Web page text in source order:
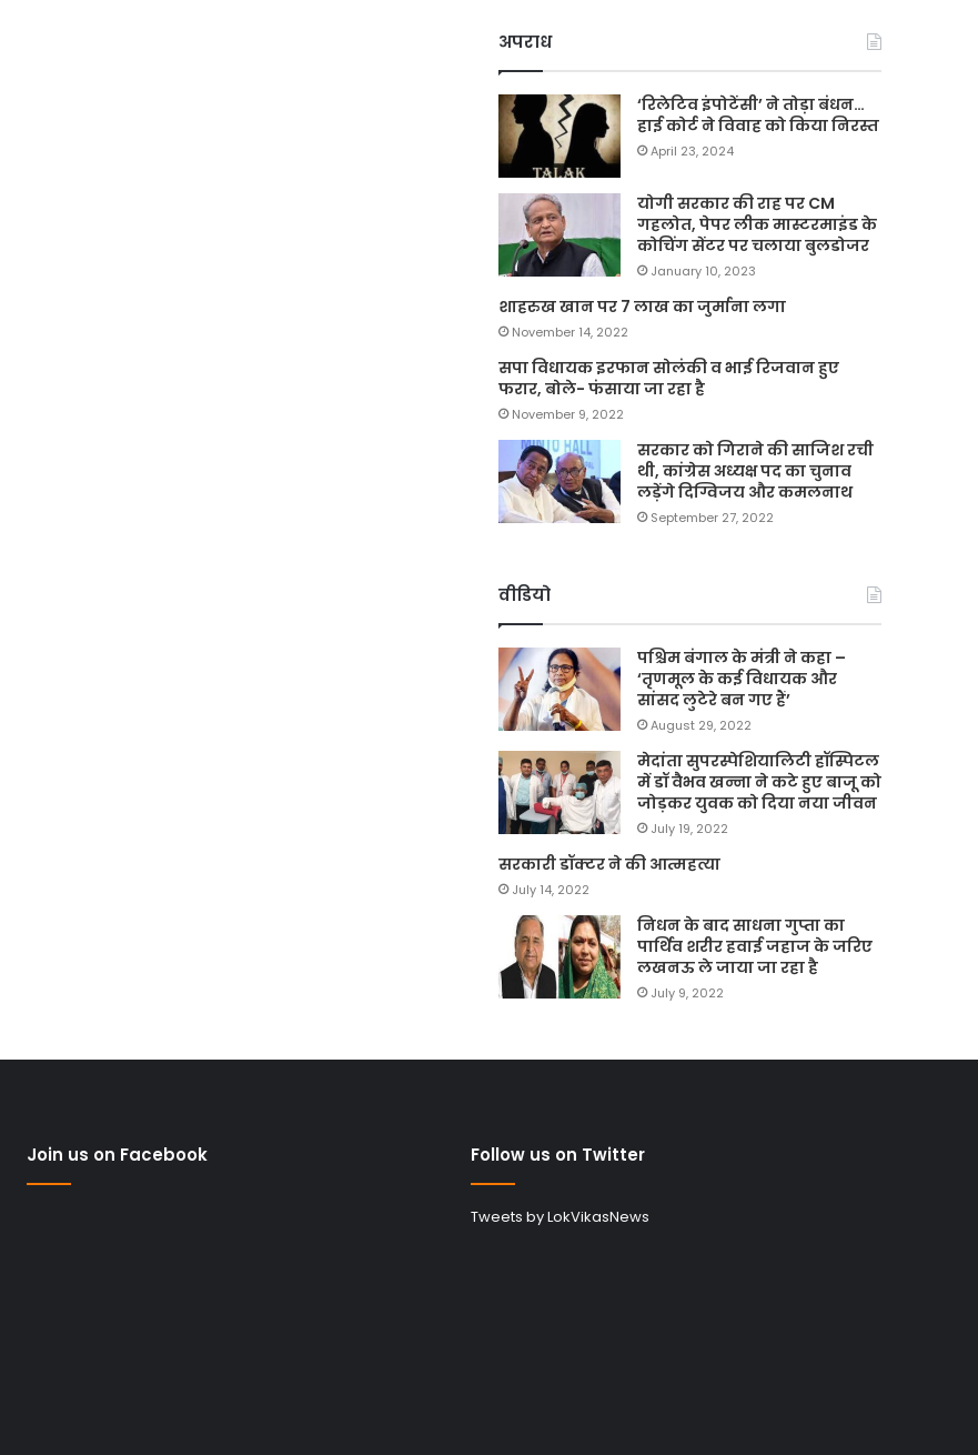
अपराध
‘रिलेटिव इंपोटेंसी’ ने तोड़ा बंधन…
हाई कोर्ट ने विवाह को किया निरस्त
April 23, 2024
योगी सरकार की राह पर CM
गहलोत, पेपर लीक मास्टरमाइंड के
कोचिंग सेंटर पर चलाया बुलडोजर
January 10, 2023
शाहरुख खान पर 7 लाख का जुर्माना लगा
November 14, 2022
सपा विधायक इरफान सोलंकी व भाई रिजवान हुए
फरार, बोले- फंसाया जा रहा है
November 9, 2022
सरकार को गिराने की साजिश रची
थी, कांग्रेस अध्यक्ष पद का चुनाव
लड़ेंगे दिग्विजय और कमलनाथ
September 27, 2022
वीडियो
पश्चिम बंगाल के मंत्री ने कहा –
‘तृणमूल के कई विधायक और
सांसद लुटेरे बन गए हैं’
August 29, 2022
मेदांता सुपरस्पेशियालिटी हॉस्पिटल
में डॉ वैभव खन्ना ने कटे हुए बाजू को
जोड़कर युवक को दिया नया जीवन
July 19, 2022
सरकारी डॉक्टर ने की आत्महत्या
July 14, 2022
निधन के बाद साधना गुप्ता का
पार्थिव शरीर हवाई जहाज के जरिए
लखनऊ ले जाया जा रहा है
July 9, 2022
Join us on Facebook Follow us on Twitter
Tweets by LokVikasNews